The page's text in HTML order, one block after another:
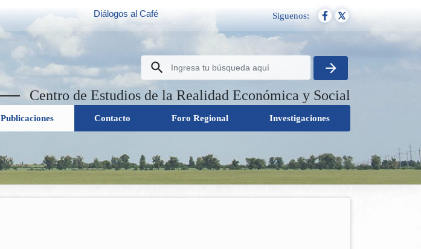
Diálogos al Café Siguenos:
Centro de Estudios de la Realidad Económica y Social
Publicaciones Contacto Foro Regional Investigaciones